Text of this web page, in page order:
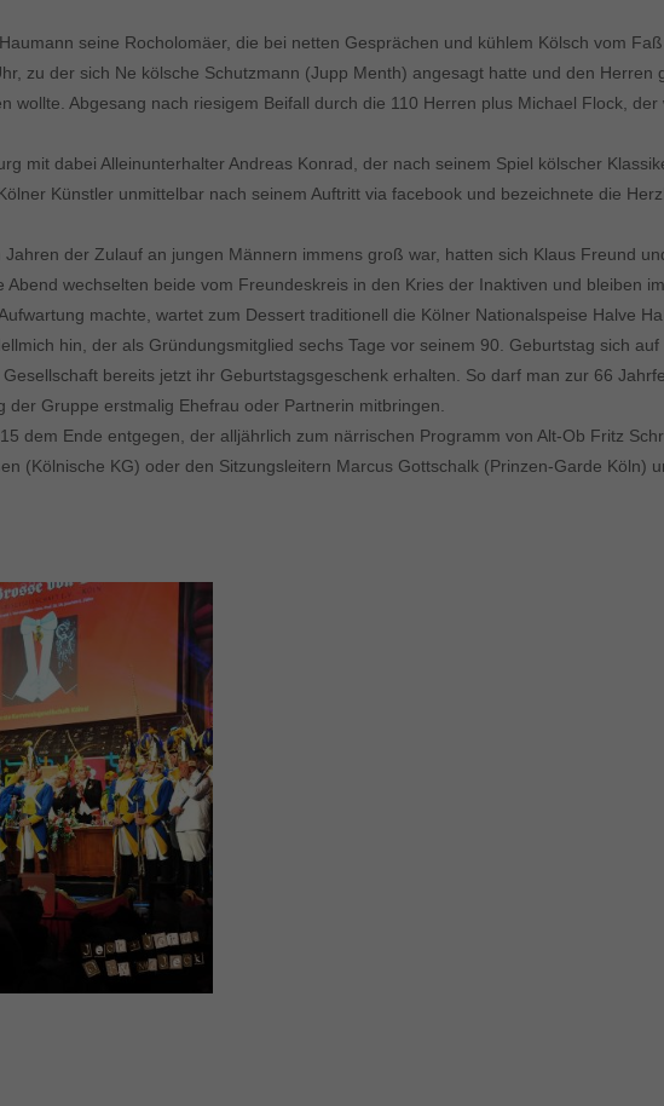
seine Rocholomäer, die bei netten Gesprächen und kühlem Kölsch vom
zu der sich Ne kölsche Schutzmann (Jupp Menth) angesagt hatte und den
wollte. Abgesang nach riesigem Beifall durch die 110 Herren plus Michael Flock,
mit dabei Alleinunterhalter Andreas Konrad, der nach seinem Spiel kölscher
Künstler unmittelbar nach seinem Auftritt via facebook und bezeichnete die
der Zulauf an jungen Männern immens groß war, hatten sich Klaus Freund
wechselten beide vom Freundeskreis in den Kries der Inaktiven und bleiben
machte, wartet zum Dessert traditionell die Kölner Nationalspeise Halve
hin, der als Gründungsmitglied sechs Tage vor seinem 90. Geburtstag sich
bereits jetzt ihr Geburtstagsgeschenk erhalten. So darf man zur 66
Gruppe erstmalig Ehefrau oder Partnerin mitbringen.
dem Ende entgegen, der alljährlich zum närrischen Programm von Alt-Ob Fritz
(Kölnische KG) oder den Sitzungsleitern Marcus Gottschalk (Prinzen-Garde Köln)